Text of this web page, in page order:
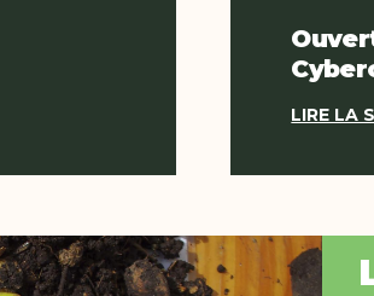
LIRE LA